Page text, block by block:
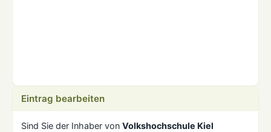
Eintrag bearbeiten
Sind Sie der Inhaber von Volkshochschule Kiel